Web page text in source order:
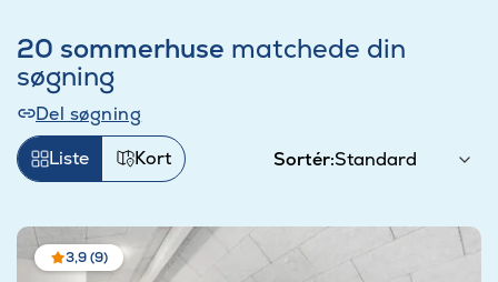
20 sommerhuse matchede din
søgning
Del søgning
Sortér:
Liste Kort
3,9 (9)